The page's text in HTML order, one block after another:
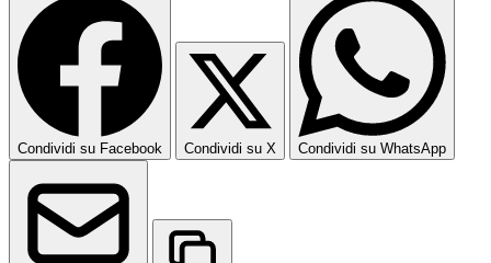
Condividi su Facebook Condividi su X Condividi su WhatsApp